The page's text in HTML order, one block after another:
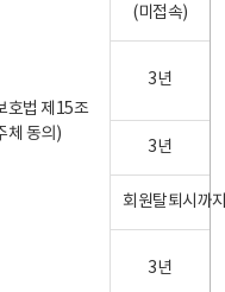
호법 제15조
체 동의)
(미접속)
3년
3년
회원탈퇴시까
3년